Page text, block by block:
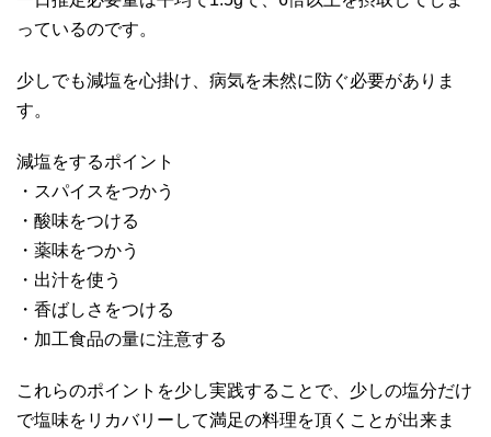
っているのです。
少しでも減塩を心掛け、病気を未然に防ぐ必要がありま
す。
減塩をするポイント
・スパイスをつかう
・酸味をつける
・薬味をつかう
・出汁を使う
・香ばしさをつける
・加工食品の量に注意する
これらのポイントを少し実践することで、少しの塩分だけ
で塩味をリカバリーして満足の料理を頂くことが出来ま